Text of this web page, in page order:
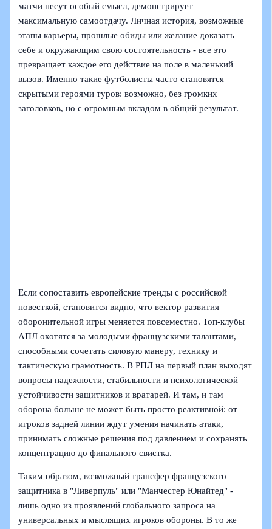
матчи несут особый смысл, демонстрирует
максимальную самоотдачу. Личная история, возможные
этапы карьеры, прошлые обиды или желание доказать
себе и окружающим свою состоятельность - все это
превращает каждое его действие на поле в маленький
вызов. Именно такие футболисты часто становятся
скрытыми героями туров: возможно, без громких
заголовков, но с огромным вкладом в общий результат.
Если сопоставить европейские тренды с российской
повесткой, становится видно, что вектор развития
оборонительной игры меняется повсеместно. Топ-клубы
АПЛ охотятся за молодыми французскими талантами,
способными сочетать силовую манеру, технику и
тактическую грамотность. В РПЛ на первый план выходят
вопросы надежности, стабильности и психологической
устойчивости защитников и вратарей. И там, и там
оборона больше не может быть просто реактивной: от
игроков задней линии ждут умения начинать атаки,
принимать сложные решения под давлением и сохранять
концентрацию до финального свистка.
Таким образом, возможный трансфер французского
защитника в "Ливерпуль" или "Манчестер Юнайтед" -
лишь одно из проявлений глобального запроса на
универсальных и мыслящих игроков обороны. В то же